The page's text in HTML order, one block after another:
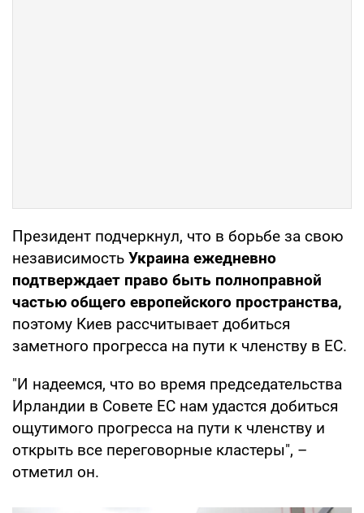
Президент подчеркнул, что в борьбе за свою
независимость Украина ежедневно
подтверждает право быть полноправной
частью общего европейского пространства,
поэтому Киев рассчитывает добиться
заметного прогресса на пути к членству в ЕС.
"И надеемся, что во время председательства
Ирландии в Совете ЕС нам удастся добиться
ощутимого прогресса на пути к членству и
открыть все переговорные кластеры", –
отметил он.